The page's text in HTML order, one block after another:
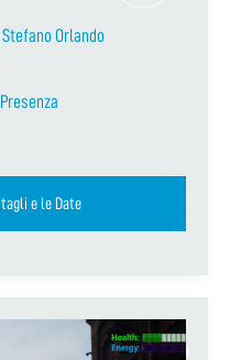
Stefano Orlando
e le Date